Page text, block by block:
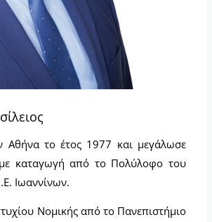
Αθήνα το έτος 1977 και μεγάλωσε
καταγωγή από το Πολύλοφο του
Ιωαννίνων.
Νομικής από το Πανεπιστήμιο